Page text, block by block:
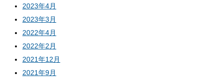
2023年4月
2023年3月
2022年4月
2022年2月
2021年12月
2021年9月